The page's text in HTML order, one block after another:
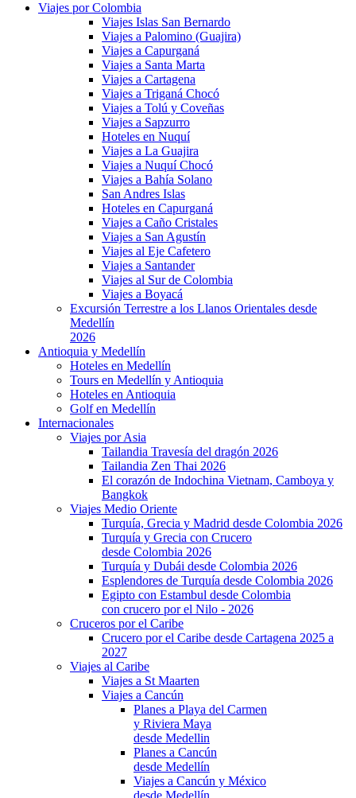
Viajes por Colombia
Viajes Islas San Bernardo
Viajes a Palomino (Guajira)
Viajes a Capurganá
Viajes a Santa Marta
Viajes a Cartagena
Viajes a Triganá Chocó
Viajes a Tolú y Coveñas
Viajes a Sapzurro
Hoteles en Nuquí
Viajes a La Guajira
Viajes a Nuquí Chocó
Viajes a Bahía Solano
San Andres Islas
Hoteles en Capurganá
Viajes a Caño Cristales
Viajes a San Agustín
Viajes al Eje Cafetero
Viajes a Santander
Viajes al Sur de Colombia
Viajes a Boyacá
Excursión Terrestre a los Llanos Orientales desde
Medellín
2026
Antioquia y Medellín
Hoteles en Medellín
Tours en Medellín y Antioquia
Hoteles en Antioquia
Golf en Medellín
Internacionales
Viajes por Asia
Tailandia Travesía del dragón 2026
Tailandia Zen Thai 2026
El corazón de Indochina Vietnam, Camboya y
Bangkok
Viajes Medio Oriente
Turquía, Grecia y Madrid desde Colombia 2026
Turquía y Grecia con Crucero
desde Colombia 2026
Turquía y Dubái desde Colombia 2026
Esplendores de Turquía desde Colombia 2026
Egipto con Estambul desde Colombia
con crucero por el Nilo - 2026
Cruceros por el Caribe
Crucero por el Caribe desde Cartagena 2025 a
2027
Viajes al Caribe
Viajes a St Maarten
Viajes a Cancún
Planes a Playa del Carmen
y Riviera Maya
desde Medellin
Planes a Cancún
desde Medellín
Viajes a Cancún y México